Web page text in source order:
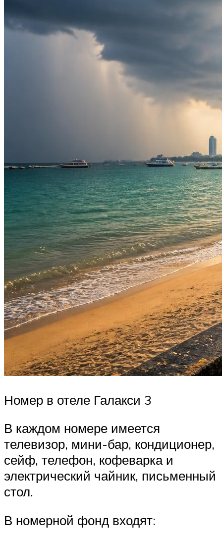
Номер в отеле Галакси 3
В каждом номере имеется
телевизор, мини-бар, кондиционер,
сейф, телефон, кофеварка и
электрический чайник, письменный
стол.
В номерной фонд входят: